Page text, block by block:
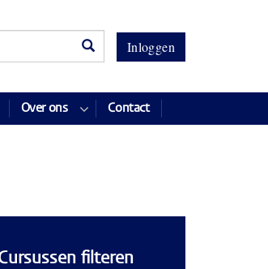
Inloggen
Over ons Contact
filteren